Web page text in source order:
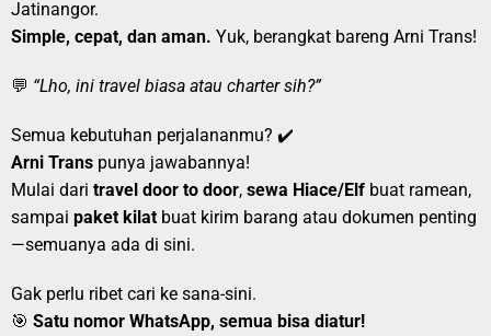
Jatinangor.
Simple, cepat, dan aman. Yuk, berangkat bareng Arni Trans!
💬 “Lho, ini travel biasa atau charter sih?”
Semua kebutuhan perjalananmu? ✔️
Arni Trans punya jawabannya!
Mulai dari travel door to door, sewa Hiace/Elf buat ramean,
sampai paket kilat buat kirim barang atau dokumen penting
—semuanya ada di sini.
Gak perlu ribet cari ke sana-sini.
🎯 Satu nomor WhatsApp, semua bisa diatur!